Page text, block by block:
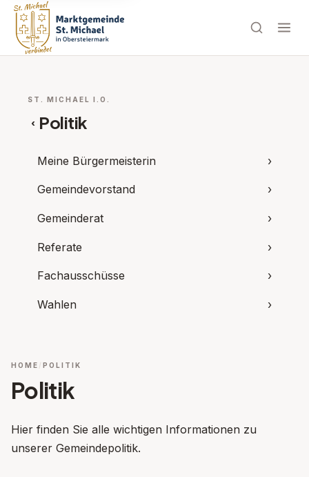
ST. MICHAEL I.O.
‹ Politik
Meine Bürgermeisterin ›
Gemeindevorstand ›
Gemeinderat ›
Referate ›
Fachausschüsse ›
Wahlen ›
HOME POLITIK
Politik
Hier finden Sie alle wichtigen Informationen zu
unserer Gemeindepolitik.